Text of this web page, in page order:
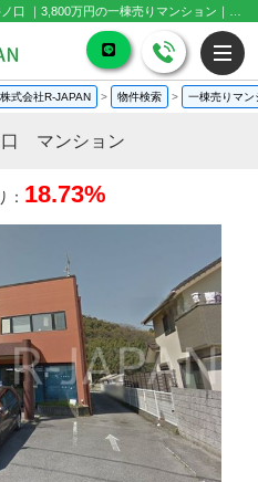
式会社R-JAPAN > 物件検索 > 一棟売りマン
口 マンション
： 18.73%